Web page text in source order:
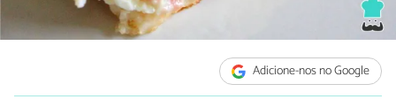
Adicione-nos no Google